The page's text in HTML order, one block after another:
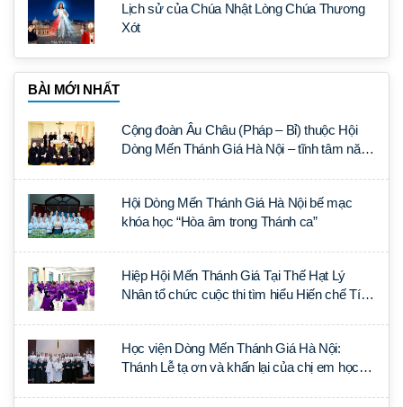
Lịch sử của Chúa Nhật Lòng Chúa Thương
Xót
BÀI MỚI NHẤT
Cộng đoàn Âu Châu (Pháp – Bỉ) thuộc Hội
Dòng Mến Thánh Giá Hà Nội – tĩnh tâm năm
Hội Dòng Mến Thánh Giá Hà Nội bế mạc
khóa học “Hòa âm trong Thánh ca”
Hiệp Hội Mến Thánh Giá Tại Thế Hạt Lý
Nhân tổ chức cuộc thi tìm hiểu Hiến chế Tín
Học viện Dòng Mến Thánh Giá Hà Nội:
Thánh Lễ tạ ơn và khấn lại của chị em học